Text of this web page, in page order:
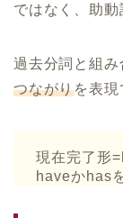
ではなく、助動
過去分詞と組
つながりを表現
現在完了形
haveかhas